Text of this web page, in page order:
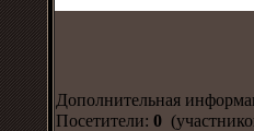
Дополнительная
Посетители: 0